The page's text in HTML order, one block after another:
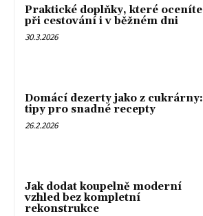
Praktické doplňky, které oceníte
při cestování i v běžném dni
30.3.2026
Domácí dezerty jako z cukrárny:
tipy pro snadné recepty
26.2.2026
Jak dodat koupelně moderní
vzhled bez kompletní
rekonstrukce